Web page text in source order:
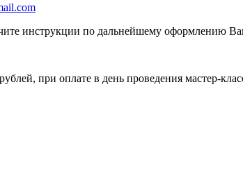
инструкции по дальнейшему оформлению
при оплате в день проведения мастер-